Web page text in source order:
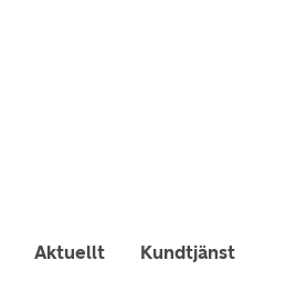
Aktuellt Kundtjänst